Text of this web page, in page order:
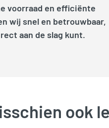
voorraad en efficiënte
wij snel en betrouwbaar,
aan de slag kunt.
ook